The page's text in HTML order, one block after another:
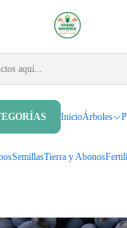
InicioÁrboles
SemillasTierra y Abonos
DE DCTO. EN TU
Árboles
Souvingnon Frutal